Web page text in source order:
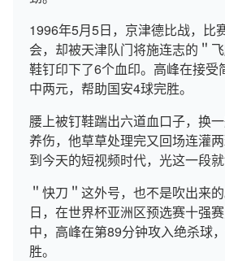
1996年5月5日，京津德比战，比
会，却被天津队门将施连志的＂飞
鞋钉印下了6个血印。高峰在接受
中两元，帮助国安4球完胜。
腰上被钉鞋踹出六道血口子，换
养伤，他草草处理完又回场连灌
到今天的短视频时代，光这一段就
＂快刀＂这外号，也不是吹出来
日，在世界杯亚洲区预选赛十强
中，高峰在第89分钟攻入绝杀球
胜。